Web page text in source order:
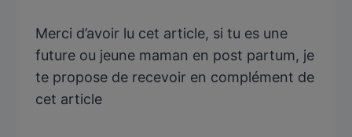
Merci d’avoir lu cet article, si tu es une
future ou jeune maman en post partum, je
te propose de recevoir en complément de
cet article